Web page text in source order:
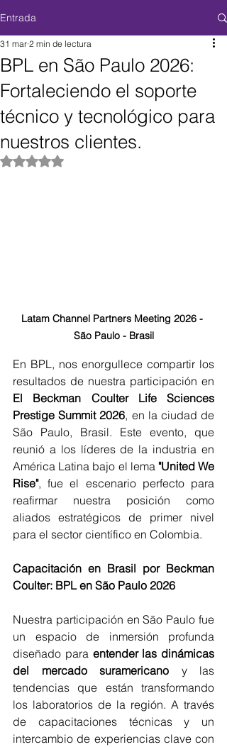
Entrada
BPL en São Paulo 2026:
Fortaleciendo el soporte
técnico y tecnológico para
nuestros clientes.
31 mar 2 min de lectura
Obtuvo NaN de 5 estrellas.
Latam Channel Partners Meeting 2026 -
São Paulo - Brasil
En BPL, nos enorgullece compartir los
El Beckman Coulter Life Sciences
Prestige Summit 2026, en la ciudad de
São Paulo, Brasil. Este evento, que
reunió a los líderes de la industria en
América Latina bajo el lema "United We
Rise", fue el escenario perfecto para
reafirmar nuestra posición como
aliados estratégicos de primer nivel
para el sector científico en Colombia.
Capacitación en Brasil por Beckman
Coulter: BPL en São Paulo 2026
Nuestra participación en São Paulo fue
un espacio de inmersión profunda
diseñado para entender las dinámicas
del mercado suramericano y las
tendencias que están transformando
los laboratorios de la región. A través
de capacitaciones técnicas y un
intercambio de experiencias clave con